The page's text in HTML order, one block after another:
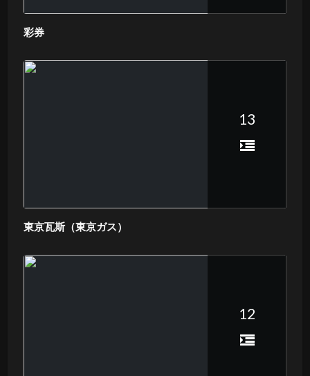
彩券
13
東京瓦斯（東京ガス）
12